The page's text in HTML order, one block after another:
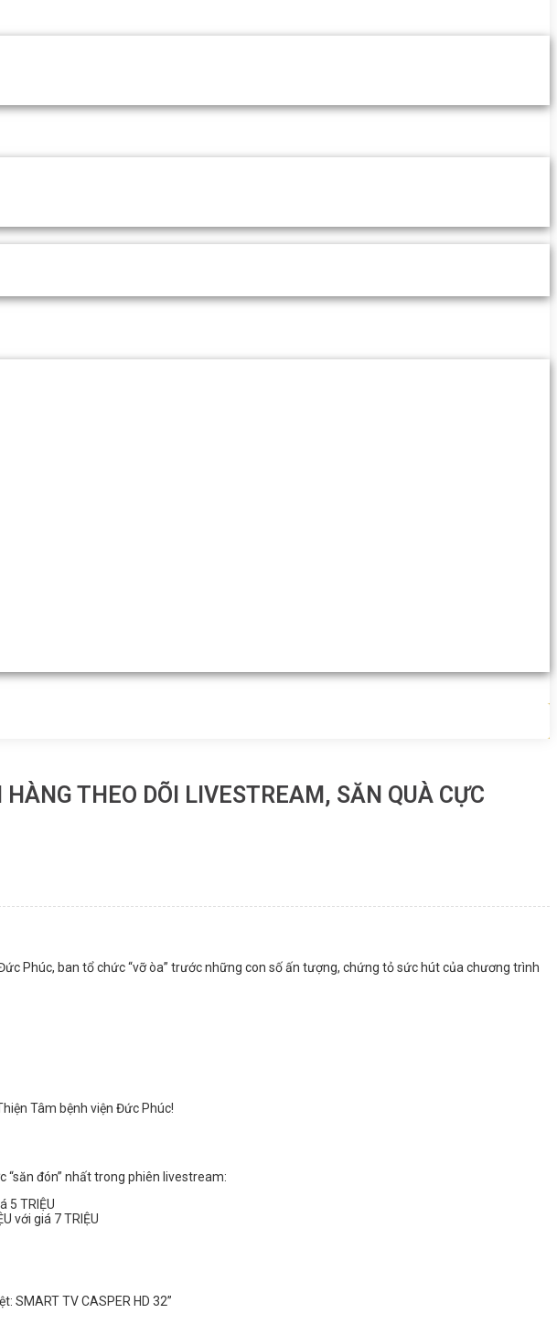
THEO DÕI LIVESTREAM, SĂN QUÀ CỰC
Phúc, ban tổ chức “vỡ òa” trước những con số ấn tượng, chứng tỏ sức hút của chương trình
Tâm bệnh viện Đức Phúc!
“săn đón” nhất trong phiên livestream:
5 TRIỆU
với giá 7 TRIỆU
SMART TV CASPER HD 32”